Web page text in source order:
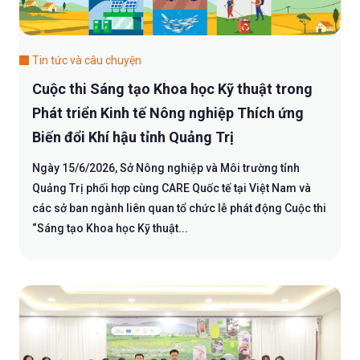
Tin tức và câu chuyện
Cuộc thi Sáng tạo Khoa học Kỹ thuật trong
Phát triển Kinh tế Nông nghiệp Thích ứng
Biến đổi Khí hậu tỉnh Quảng Trị
Ngày 15/6/2026, Sở Nông nghiệp và Môi trường tỉnh
Quảng Trị phối hợp cùng CARE Quốc tế tại Việt Nam và
các sở ban ngành liên quan tổ chức lễ phát động Cuộc thi
“Sáng tạo Khoa học Kỹ thuật...